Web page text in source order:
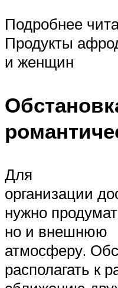
Подробнее
Продукты
и женщин
Для
организации
нужно
но и внешнюю
атмосферу.
располагать к